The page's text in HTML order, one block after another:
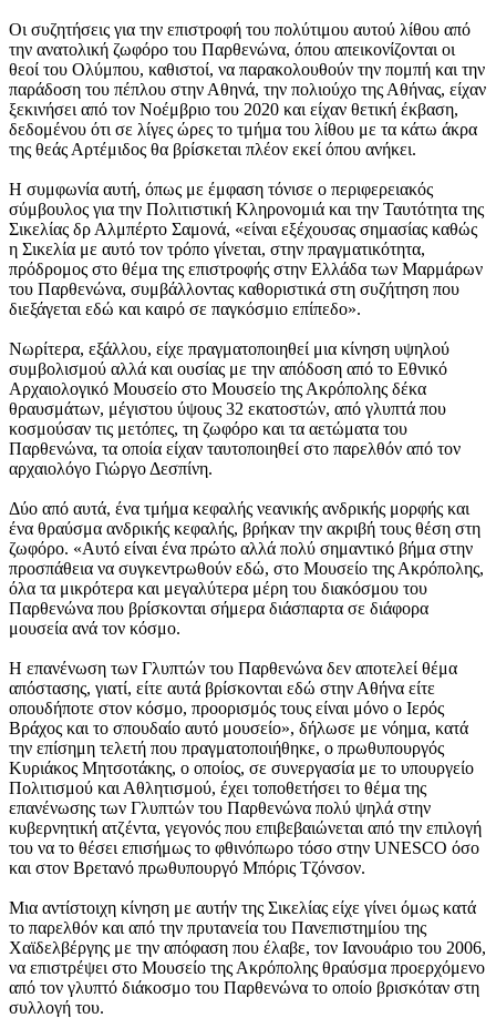
Οι συζητήσεις για την επιστροφή του πολύτιμου αυτού λίθου από
την ανατολική ζωφόρο του Παρθενώνα, όπου απεικονίζονται οι
θεοί του Ολύμπου, καθιστοί, να παρακολουθούν την πομπή και την
παράδοση του πέπλου στην Αθηνά, την πολιούχο της Αθήνας, είχαν
ξεκινήσει από τον Νοέμβριο του 2020 και είχαν θετική έκβαση,
δεδομένου ότι σε λίγες ώρες το τμήμα του λίθου με τα κάτω άκρα
της θεάς Αρτέμιδος θα βρίσκεται πλέον εκεί όπου ανήκει.
Η συμφωνία αυτή, όπως με έμφαση τόνισε ο περιφερειακός
σύμβουλος για την Πολιτιστική Κληρονομιά και την Ταυτότητα της
Σικελίας δρ Αλμπέρτο Σαμονά, «είναι εξέχουσας σημασίας καθώς
η Σικελία με αυτό τον τρόπο γίνεται, στην πραγματικότητα,
πρόδρομος στο θέμα της επιστροφής στην Ελλάδα των Μαρμάρων
του Παρθενώνα, συμβάλλοντας καθοριστικά στη συζήτηση που
διεξάγεται εδώ και καιρό σε παγκόσμιο επίπεδο».
Νωρίτερα, εξάλλου, είχε πραγματοποιηθεί μια κίνηση υψηλού
συμβολισμού αλλά και ουσίας με την απόδοση από το Εθνικό
Αρχαιολογικό Μουσείο στο Μουσείο της Ακρόπολης δέκα
θραυσμάτων, μέγιστου ύψους 32 εκατοστών, από γλυπτά που
κοσμούσαν τις μετόπες, τη ζωφόρο και τα αετώματα του
Παρθενώνα, τα οποία είχαν ταυτοποιηθεί στο παρελθόν από τον
αρχαιολόγο Γιώργο Δεσπίνη.
Δύο από αυτά, ένα τμήμα κεφαλής νεανικής ανδρικής μορφής και
ένα θραύσμα ανδρικής κεφαλής, βρήκαν την ακριβή τους θέση στη
ζωφόρο. «Αυτό είναι ένα πρώτο αλλά πολύ σημαντικό βήμα στην
προσπάθεια να συγκεντρωθούν εδώ, στο Μουσείο της Ακρόπολης,
όλα τα μικρότερα και μεγαλύτερα μέρη του διακόσμου του
Παρθενώνα που βρίσκονται σήμερα διάσπαρτα σε διάφορα
μουσεία ανά τον κόσμο.
Η επανένωση των Γλυπτών του Παρθενώνα δεν αποτελεί θέμα
απόστασης, γιατί, είτε αυτά βρίσκονται εδώ στην Αθήνα είτε
οπουδήποτε στον κόσμο, προορισμός τους είναι μόνο ο Ιερός
Βράχος και το σπουδαίο αυτό μουσείο», δήλωσε με νόημα, κατά
την επίσημη τελετή που πραγματοποιήθηκε, ο πρωθυπουργός
Κυριάκος Μητσοτάκης, ο οποίος, σε συνεργασία με το υπουργείο
Πολιτισμού και Αθλητισμού, έχει τοποθετήσει το θέμα της
επανένωσης των Γλυπτών του Παρθενώνα πολύ ψηλά στην
κυβερνητική ατζέντα, γεγονός που επιβεβαιώνεται από την επιλογή
του να το θέσει επισήμως το φθινόπωρο τόσο στην UNESCO όσο
και στον Βρετανό πρωθυπουργό Μπόρις Τζόνσον.
Μια αντίστοιχη κίνηση με αυτήν της Σικελίας είχε γίνει όμως κατά
το παρελθόν και από την πρυτανεία του Πανεπιστημίου της
Χαϊδελβέργης με την απόφαση που έλαβε, τον Ιανουάριο του 2006,
να επιστρέψει στο Μουσείο της Ακρόπολης θραύσμα προερχόμενο
από τον γλυπτό διάκοσμο του Παρθενώνα το οποίο βρισκόταν στη
συλλογή του.